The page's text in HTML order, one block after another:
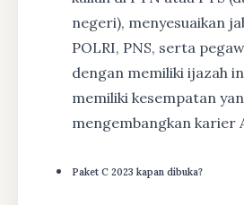
negeri), menyesuaikan
POLRI, PNS, serta
dengan memiliki ijazah
memiliki kesempatan
mengembangkan karier
Paket C 2023 kapan dibuka?